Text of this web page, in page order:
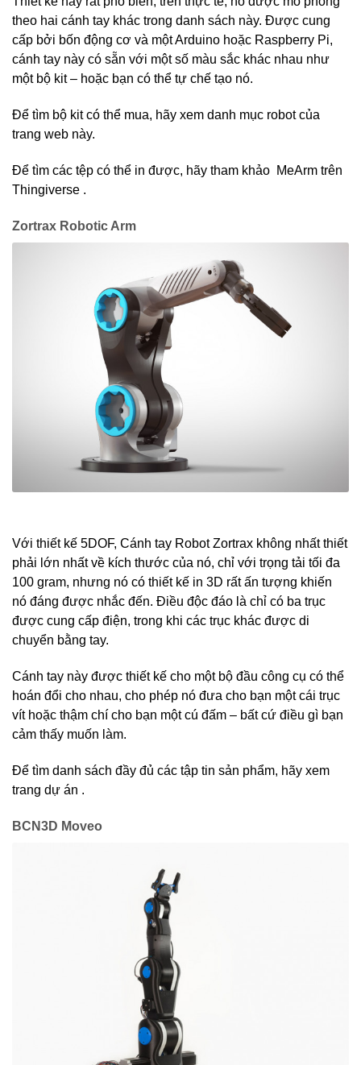
theo hai cánh tay khác trong danh sách này. Được cung
cấp bởi bốn động cơ và một Arduino hoặc Raspberry Pi,
cánh tay này có sẵn với một số màu sắc khác nhau như
một bộ kit – hoặc bạn có thể tự chế tạo nó.
Để tìm bộ kit có thể mua, hãy xem danh mục robot của
trang web này.
Để tìm các tệp có thể in được, hãy tham khảo MeArm trên
Thingiverse .
Zortrax Robotic Arm
Với thiết kế 5DOF, Cánh tay Robot Zortrax không nhất thiết
phải lớn nhất về kích thước của nó, chỉ với trọng tải tối đa
100 gram, nhưng nó có thiết kế in 3D rất ấn tượng khiến
nó đáng được nhắc đến. Điều độc đáo là chỉ có ba trục
được cung cấp điện, trong khi các trục khác được di
chuyển bằng tay.
Cánh tay này được thiết kế cho một bộ đầu công cụ có thể
hoán đổi cho nhau, cho phép nó đưa cho bạn một cái trục
vít hoặc thậm chí cho bạn một cú đấm – bất cứ điều gì bạn
cảm thấy muốn làm.
Để tìm danh sách đầy đủ các tập tin sản phẩm, hãy xem
trang dự án .
BCN3D Moveo